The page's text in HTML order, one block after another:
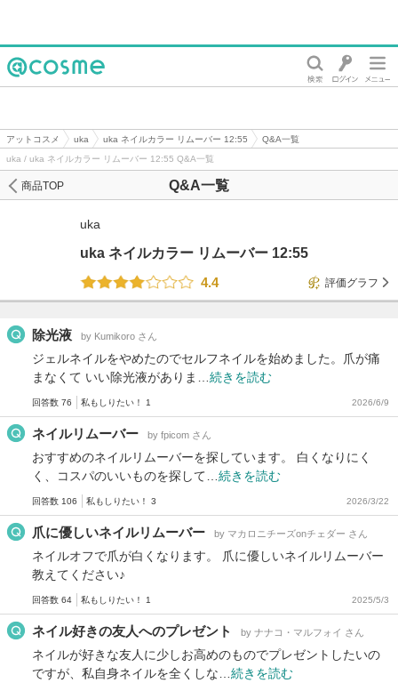
アットコスメ uka uka ネイルカラー リムーバー 12:55
Q&A一覧
uka / uka ネイルカラー リムーバー 12:55 Q&A一覧
Q&A一覧
商品TOP
uka
uka ネイルカラー リムーバー 12:55
4.4
評価グラフ
除光液 by Kumikoro さん
ジェルネイルをやめたのでセルフネイルを始めました。爪が痛
まなくて いい除光液がありま… 続きを読む
回答数 76 私もしりたい！ 1 2026/6/9
ネイルリムーバー by fpicom さん
おすすめのネイルリムーバーを探しています。 白くなりにく
く、コスパのいいものを探して… 続きを読む
回答数 106 私もしりたい！ 3 2026/3/22
爪に優しいネイルリムーバー by マカロニチーズonチェダー さん
ネイルオフで爪が白くなります。 爪に優しいネイルリムーバー
教えてください♪
回答数 64 私もしりたい！ 1 2025/5/3
ネイル好きの友人へのプレゼント by ナナコ・マルフォイ さん
ネイルが好きな友人に少しお高めのものでプレゼントしたいの
ですが、私自身ネイルを全くしな… 続きを読む